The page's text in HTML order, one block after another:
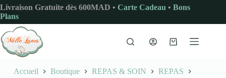
Passer
au
contenu
Livraison Gratuite dès 600MAD • Carte Cadeau • Bons
Plans
Panier
Accueil Boutique REPAS & SOIN
REPAS